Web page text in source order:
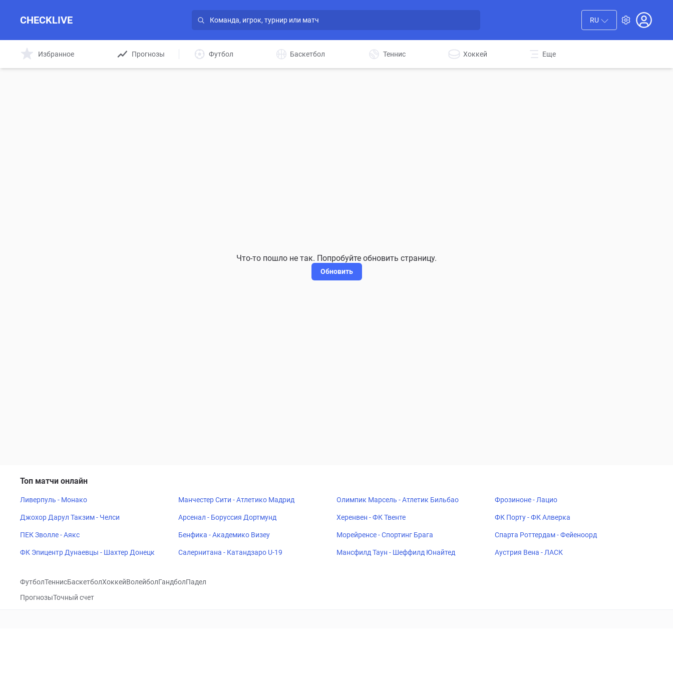
CHECKLIVE RU
Избранное Прогнозы Футбол Баскетбол Теннис Хоккей Еще
Что-то пошло не так. Попробуйте обновить страницу.
Обновить
Топ матчи онлайн
Ливерпуль - Монако Манчестер Сити - Атлетико Мадрид Олимпик Марсель - Атлетик Бильбао Фрозиноне - Лацио
Джохор Дарул Такзим - Челси Арсенал - Боруссия Дортмунд Херенвен - ФК Твенте ФК Порту - ФК Алверка
ПЕК Зволле - Аякс Бенфика - Академико Визеу Морейренсе - Спортинг Брага Спарта Роттердам - Фейеноорд
ФК Эпицентр Дунаевцы - Шахтер Донецк Салернитана - Катандзаро U-19 Мансфилд Таун - Шеффилд Юнайтед Аустрия Вена - ЛАСК
ФутболТеннисБаскетболХоккейВолейболГандболПадел
ПрогнозыТочный счет